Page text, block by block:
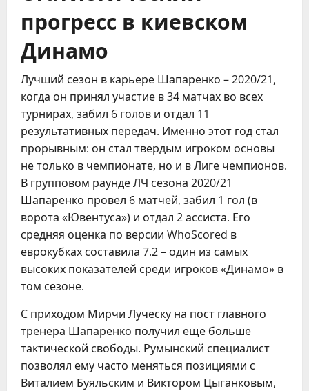
прогресс в киевском
Динамо
Лучший сезон в карьере Шапаренко – 2020/21,
когда он принял участие в 34 матчах во всех
турнирах, забил 6 голов и отдал 11
результативных передач. Именно этот год стал
прорывным: он стал твердым игроком основы
не только в чемпионате, но и в Лиге чемпионов.
В групповом раунде ЛЧ сезона 2020/21
Шапаренко провел 6 матчей, забил 1 гол (в
ворота «Ювентуса») и отдал 2 ассиста. Его
средняя оценка по версии WhoScored в
еврокубках составила 7.2 – один из самых
высоких показателей среди игроков «Динамо» в
том сезоне.
С приходом Мирчи Луческу на пост главного
тренера Шапаренко получил еще больше
тактической свободы. Румынский специалист
позволял ему часто меняться позициями с
Виталием Буяльским и Виктором Цыганковым,